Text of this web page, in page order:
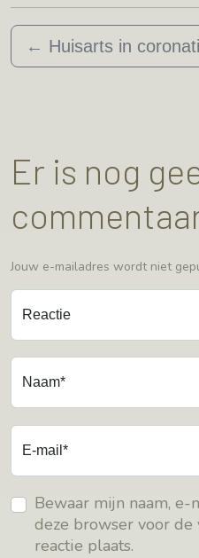
← Huisarts in
Er is nog
Jouw e-mailadres wordt niet
Reactie
Naam*
E-mail*
Bewaar mijn naam,
deze browser voor
reactie plaats.